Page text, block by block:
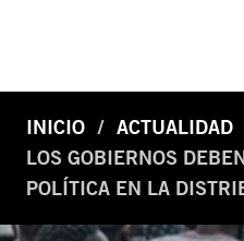
INICIO
ACTUALIDAD
LOS GOBIERNOS
POLÍTICA EN LA